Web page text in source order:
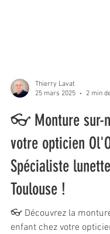
Thierry Lavat
25 mars 2025
2 min
👓 Monture sur-
votre opticien
Spécialiste
Toulouse !
👓 Découvrez la
enfant chez votre